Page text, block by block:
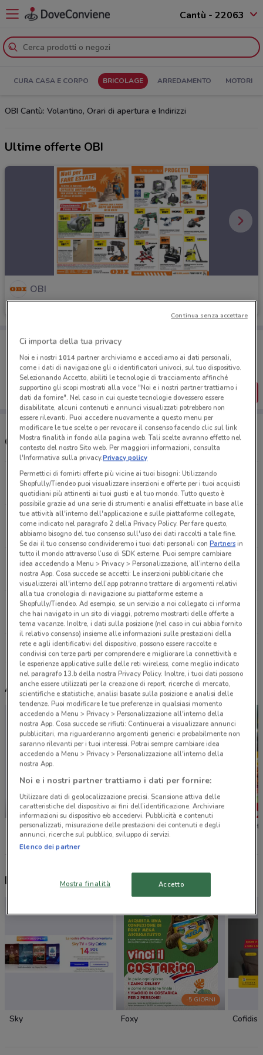
Cantù - 22063
CURA CASA E CORPO BRICOLAGE ARREDAMENTO MOTORI
OBI Cantù: Volantino, Orari di apertura e Indirizzi
Ultime offerte OBI
OBI
Porta DoveConviene sempre con te!
salvarle e creare la tua lista del risparmio, comodamente
dal tuo cellulare.
SCARICA L’APP
Orari e Negozi OBI
Via Dell'Industria, 1/A Montano Lucino
7.9 km
APERTO
Via delle Grigne, 13 Erba
10.3 km
Via Saronnese, 26 Legnano
21.7 km
APERTO
Via Provinciale, 13 Malgrate
22.2 km
APERTO
Tutti i negozi OBI
Altri volantini nelle vicinanze
-1 GIORNO
Unieuro
NUOVO
Lidl Bennet
Nuovi prodotti da provare
Sky
-5 GIORNI
Foxy Cofidis
Ci importa della tua privacy
Noi e i nostri 1014partner archiviamo e accediamo ai dati personali,
come i dati di navigazione gli o identificatori univoci, sul tuo dispositivo.
Selezionando Accetto, abiliti le tecnologie di tracciamento affinché
supportino gli scopi mostrati alla voce "Noi e i nostri partner trattiamo i
dati da fornire". Nel caso in cui queste tecnologie dovessero essere
disabilitate, alcuni contenuti e annunci visualizzati potrebbero non
essere rilevanti. Puoi accedere nuovamente a questo menu per
modificare le tue scelte o per revocare il consenso facendo clic sul link
Mostra finalità in fondo alla pagina web. Tali scelte avranno effetto nel
contesto del nostro Sito web. Per maggiori informazioni, consulta
l'Informativa sulla privacy.Privacy policy
Permettici di fornirti offerte più vicine ai tuoi bisogni: Utilizzando
Shopfully/Tiendeo puoi visualizzare inserzioni e offerte per i tuoi acquisti
quotidiani più attinenti ai tuoi gusti e al tuo mondo. Tutto questo è
possibile grazie ad una serie di strumenti e analisi effettuate in base alle
tue attività all'interno dell'applicazione e sulle piattaforme collegate,
come indicato nel paragrafo 2 della Privacy Policy. Per fare questo,
abbiamo bisogno del tuo consenso sull'uso dei dati raccolti a tale fine.
Se dai il tuo consenso condivideremo i tuoi dati personali conPartnersin
tutto il mondo attraverso l’uso di SDK esterne. Puoi sempre cambiare
idea accedendo a Menu > Privacy > Personalizzazione, all’interno della
nostra App. Cosa succede se accetti: Le inserzioni pubblicitarie che
visualizzerai all'interno dell’app potranno trattare di argomenti relativi
alla tua cronologia di navigazione su piattaforme esterne a
Shopfully/Tiendeo. Ad esempio, se un servizio a noi collegato ci informa
che hai navigato in un sito di viaggi, potremo mostrarti delle offerte a
tema vacanze. Inoltre, i dati sulla posizione (nel caso in cui abbia fornito
il relativo consenso) insieme alle informazioni sulle prestazioni della
rete e agli identificativi del dispositivo, possono essere raccolte e
condivisi con terze parti per comprendere e migliorare la connettività e
le esperienze applicative sulle delle reti wireless, come meglio indicato
nel paragrafo 13.b della nostra Privacy Policy. Inoltre, i tuoi dati possono
anche essere utilizzati per la creazione di report, ricerche di mercato,
scientifiche e statistiche, analisi basate sulla posizione e analisi delle
tendenze. Puoi modificare le tue preferenze in qualsiasi momento
accedendo a Menu > Privacy > Personalizzazione all'interno della
nostra App. Cosa succede se rifiuti: Continuerai a visualizzare annunci
pubblicitari, ma riguarderanno argomenti generici e probabilmente non
saranno rilevanti per i tuoi interessi. Potrai sempre cambiare idea
accedendo a Menu > Privacy > Personalizzazione all'interno della
nostra App.
Noi e i nostri partner trattiamo i dati per fornire:
Utilizzare dati di geolocalizzazione precisi. Scansione attiva delle
caratteristiche del dispositivo ai fini dell’identificazione. Archiviare
informazioni su dispositivo e/o accedervi. Pubblicità e contenuti
personalizzati, misurazione delle prestazioni dei contenuti e degli
annunci, ricerche sul pubblico, sviluppo di servizi.
Elenco dei partner
Mostra finalità Accetto
Continua senza accettare